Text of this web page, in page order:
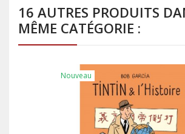
16 AUTRES PRODUITS
MÊME CATÉGORIE :
Nouveau